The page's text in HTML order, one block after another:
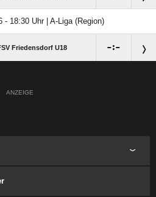
- 18:30 Uhr | A-Liga (Region)
Friedensdorf U18 :
ANZEIGE